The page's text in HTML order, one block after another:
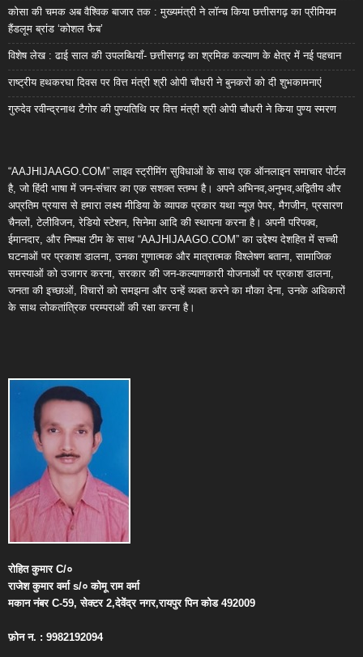
कोसा की चमक अब वैश्विक बाजार तक : मुख्यमंत्री ने लॉन्च किया छत्तीसगढ़ का प्रीमियम
हैंडलूम ब्रांड ‘कोशल फैब’
विशेष लेख : ढाई साल की उपलब्धियाँ- छत्तीसगढ़ का श्रमिक कल्याण के क्षेत्र में नई पहचान
राष्ट्रीय हथकरघा दिवस पर वित्त मंत्री श्री ओपी चौधरी ने बुनकरों को दी शुभकामनाएं
गुरुदेव रवीन्द्रनाथ टैगोर की पुण्यतिथि पर वित्त मंत्री श्री ओपी चौधरी ने किया पुण्य स्मरण
“AAJHIJAAGO.COM” लाइव स्ट्रीमिंग सुविधाओं के साथ एक ऑनलाइन समाचार पोर्टल
है, जो हिंदी भाषा में जन-संचार का एक सशक्त स्तम्भ है। अपने अभिनव,अनुभव,अद्वितीय और
अप्रतिम प्रयास से हमारा लक्ष्य मीडिया के व्यापक प्रकार यथा न्यूज़ पेपर, मैगजीन, प्रसारण
चैनलों, टेलीविजन, रेडियो स्टेशन, सिनेमा आदि की स्थापना करना है। अपनी परिपक्व,
ईमानदार, और निष्पक्ष टीम के साथ “AAJHIJAAGO.COM” का उद्देश्य देशहित में सच्ची
घटनाओं पर प्रकाश डालना, उनका गुणात्मक और मात्रात्मक विश्लेषण बताना, सामाजिक
समस्याओं को उजागर करना, सरकार की जन-कल्याणकारी योजनाओं पर प्रकाश डालना,
जनता की इच्छाओं, विचारों को समझना और उन्हें व्यक्त करने का मौका देना, उनके अधिकारों
के साथ लोकतांत्रिक परम्पराओं की रक्षा करना है।
रोहित कुमारC/०
राजेश कुमार वर्माs/० कोमू राम वर्मा
मकान नंबरC-59,सेक्टर2,देवेंद्र नगर,रायपुर पिन कोड492009
फ़ोन न. : 9982192094